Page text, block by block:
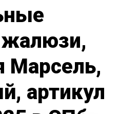
Марсель,
артикул